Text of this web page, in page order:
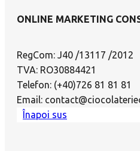
ONLINE MARKETING
RegCom: J40 /13117 /2012
TVA: RO30884421
Telefon: (+40)726 81 81 81
Email:
Înapoi sus